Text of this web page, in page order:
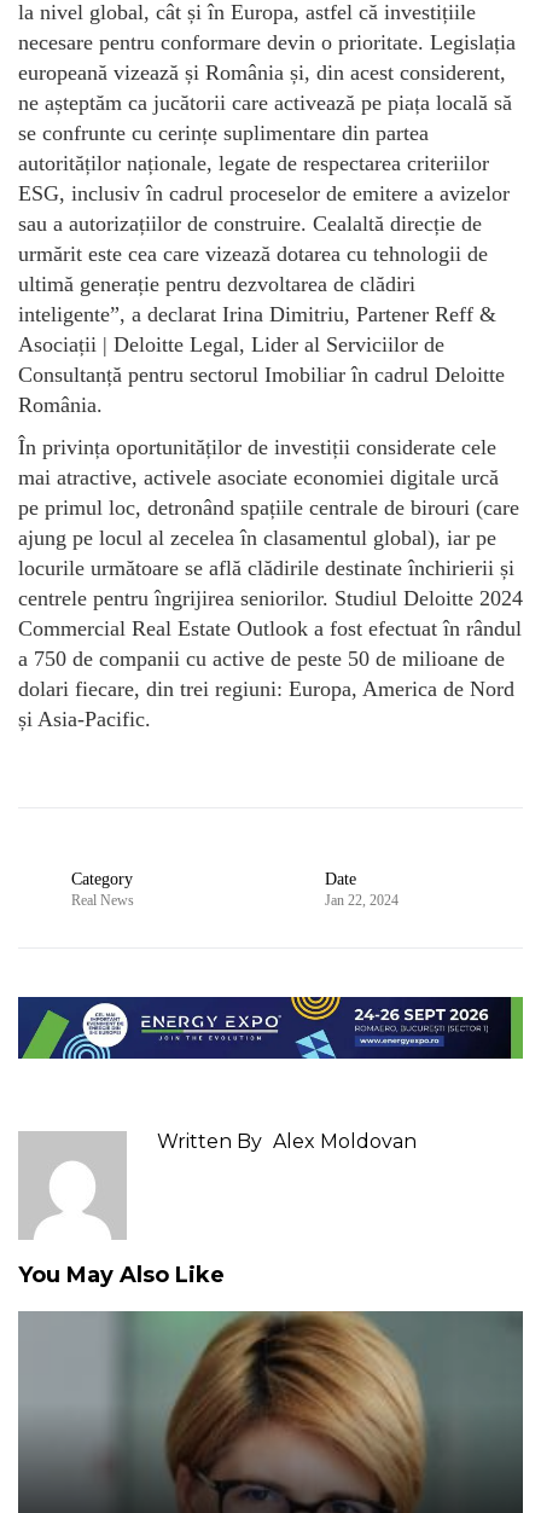
la nivel global, cât și în Europa, astfel că investițiile
necesare pentru conformare devin o prioritate. Legislația
europeană vizează și România și, din acest considerent,
ne așteptăm ca jucătorii care activează pe piața locală să
se confrunte cu cerințe suplimentare din partea
autorităților naționale, legate de respectarea criteriilor
ESG, inclusiv în cadrul proceselor de emitere a avizelor
sau a autorizațiilor de construire. Cealaltă direcție de
urmărit este cea care vizează dotarea cu tehnologii de
ultimă generație pentru dezvoltarea de clădiri
inteligente”, a declarat Irina Dimitriu, Partener Reff &
Asociații | Deloitte Legal, Lider al Serviciilor de
Consultanță pentru sectorul Imobiliar în cadrul Deloitte
România.
În privința oportunităților de investiții considerate cele
mai atractive, activele asociate economiei digitale urcă
pe primul loc, detronând spațiile centrale de birouri (care
ajung pe locul al zecelea în clasamentul global), iar pe
locurile următoare se află clădirile destinate închirierii și
centrele pentru îngrijirea seniorilor. Studiul Deloitte 2024
Commercial Real Estate Outlook a fost efectuat în rândul
a 750 de companii cu active de peste 50 de milioane de
dolari fiecare, din trei regiuni: Europa, America de Nord
și Asia-Pacific.
Category
Real News
Date
Jan 22, 2024
Written By Alex Moldovan
You May Also Like